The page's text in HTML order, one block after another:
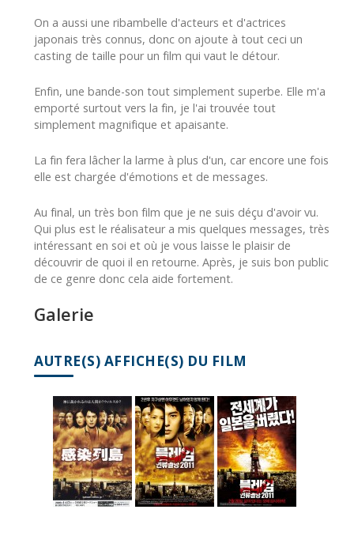
On a aussi une ribambelle d'acteurs et d'actrices
japonais très connus, donc on ajoute à tout ceci un
casting de taille pour un film qui vaut le détour.
Enfin, une bande-son tout simplement superbe. Elle m'a
emporté surtout vers la fin, je l'ai trouvée tout
simplement magnifique et apaisante.
La fin fera lâcher la larme à plus d'un, car encore une fois
elle est chargée d'émotions et de messages.
Au final, un très bon film que je ne suis déçu d'avoir vu.
Qui plus est le réalisateur a mis quelques messages, très
intéressant en soi et où je vous laisse le plaisir de
découvrir de quoi il en retourne. Après, je suis bon public
de ce genre donc cela aide fortement.
Galerie
AUTRE(S) AFFICHE(S) DU FILM